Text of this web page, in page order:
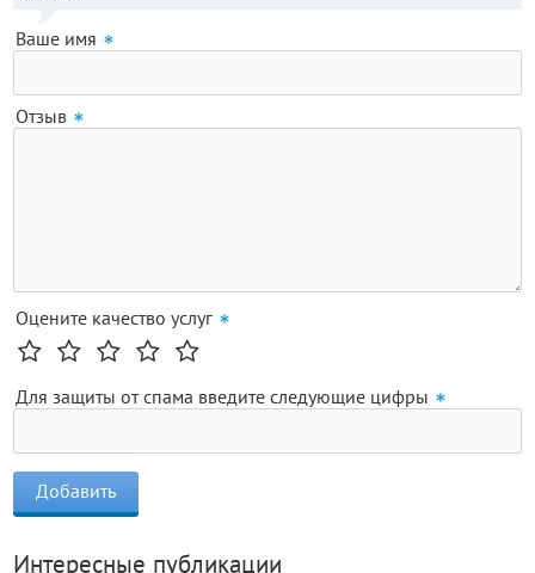
Ваше имя
Отзыв
Оцените качество услуг
Для защиты от спама введите следующие цифры
Интересные публикации